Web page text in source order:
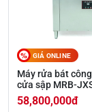
GIÁ ONLINE
Máy rửa bát
cửa sập MRB-
58,800,000đ